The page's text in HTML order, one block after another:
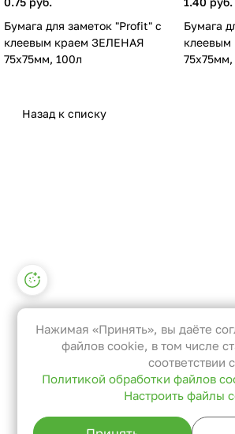
Бумага для заметок "Profit" с
клеевым краем ЗЕЛЕНАЯ
75х75мм, 100л
Бумага
75х75мм,
Назад к списку
Настройки файлов cookie
Функциональные
Эти файлы необходимы для
функционирования сайта и не
быть отключены в наших
можете настроить браузер
он блокировал их или
их использовании, но в таком
Нажимая «Принять», вы даёте
файлов cookie, в том числе
соответствии с
Политикой обработки файлов
Настроить файлы